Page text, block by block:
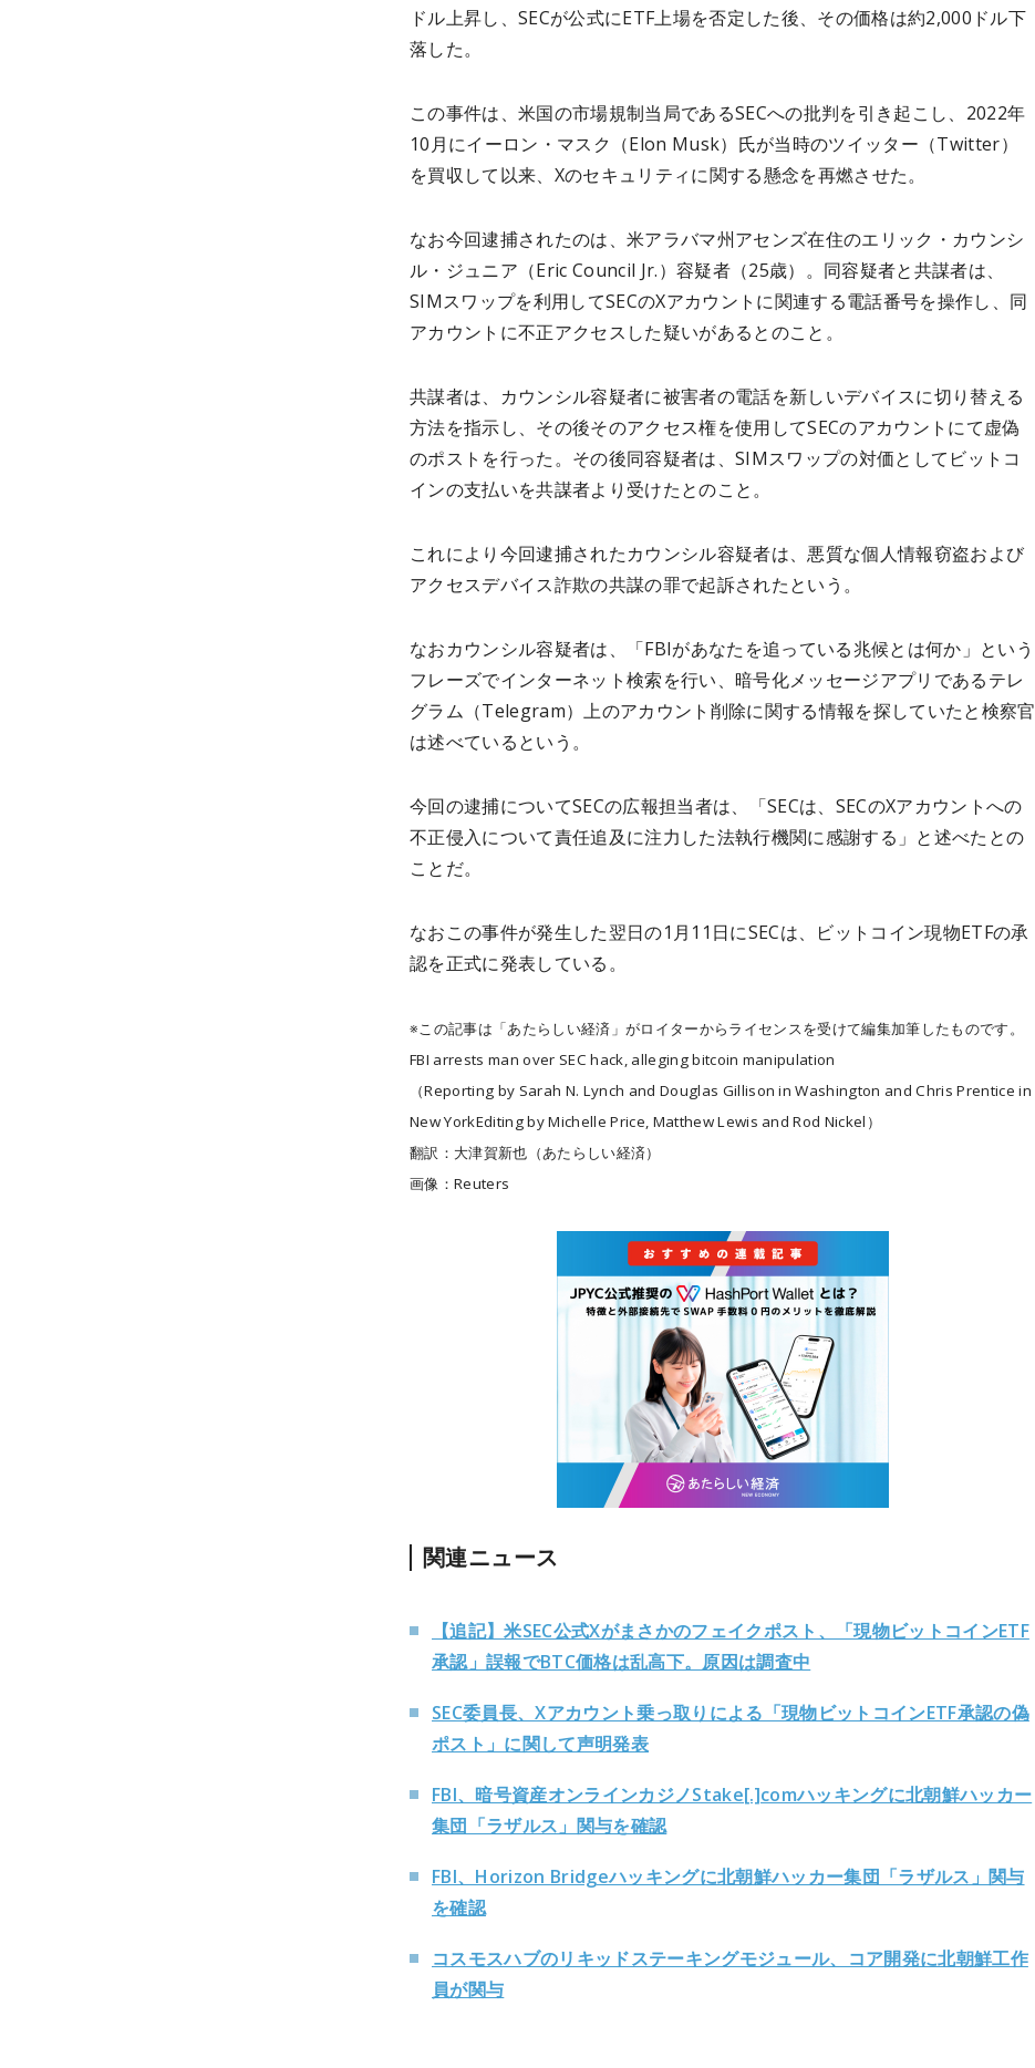
ドル上昇し、SECが公式にETF上場を否定した後、その価格は約2,000ドル下
落した。
この事件は、米国の市場規制当局であるSECへの批判を引き起こし、2022年
10月にイーロン・マスク（Elon Musk）氏が当時のツイッター（Twitter）
を買収して以来、Xのセキュリティに関する懸念を再燃させた。
なお今回逮捕されたのは、米アラバマ州アセンズ在住のエリック・カウンシ
ル・ジュニア（Eric Council Jr.）容疑者（25歳）。同容疑者と共謀者は、
SIMスワップを利用してSECのXアカウントに関連する電話番号を操作し、同
アカウントに不正アクセスした疑いがあるとのこと。
共謀者は、カウンシル容疑者に被害者の電話を新しいデバイスに切り替える
方法を指示し、その後そのアクセス権を使用してSECのアカウントにて虚偽
のポストを行った。その後同容疑者は、SIMスワップの対価としてビットコ
インの支払いを共謀者より受けたとのこと。
これにより今回逮捕されたカウンシル容疑者は、悪質な個人情報窃盗および
アクセスデバイス詐欺の共謀の罪で起訴されたという。
なおカウンシル容疑者は、「FBIがあなたを追っている兆候とは何か」という
フレーズでインターネット検索を行い、暗号化メッセージアプリであるテレ
グラム（Telegram）上のアカウント削除に関する情報を探していたと検察官
は述べているという。
今回の逮捕についてSECの広報担当者は、「SECは、SECのXアカウントへの
不正侵入について責任追及に注力した法執行機関に感謝する」と述べたとの
ことだ。
なおこの事件が発生した翌日の1月11日にSECは、ビットコイン現物ETFの承
認を正式に発表している。
※この記事は「あたらしい経済」がロイターからライセンスを受けて編集加筆したものです。
FBI arrests man over SEC hack, alleging bitcoin manipulation
（Reporting by Sarah N. Lynch and Douglas Gillison in Washington and Chris Prentice in
New YorkEditing by Michelle Price, Matthew Lewis and Rod Nickel）
翻訳：大津賀新也（あたらしい経済）
画像：Reuters
関連ニュース
【追記】米SEC公式Xがまさかのフェイクポスト、「現物ビットコインETF
承認」誤報でBTC価格は乱高下。原因は調査中
SEC委員長、Xアカウント乗っ取りによる「現物ビットコインETF承認の偽
ポスト」に関して声明発表
FBI、暗号資産オンラインカジノStake[.]comハッキングに北朝鮮ハッカー
集団「ラザルス」関与を確認
FBI、Horizon Bridgeハッキングに北朝鮮ハッカー集団「ラザルス」関与
を確認
コスモスハブのリキッドステーキングモジュール、コア開発に北朝鮮工作
員が関与